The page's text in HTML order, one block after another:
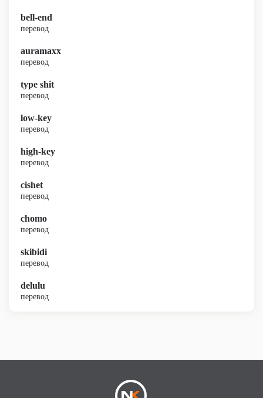
bell-end
перевод
auramaxx
перевод
type shit
перевод
low-key
перевод
high-key
перевод
cishet
перевод
chomo
перевод
skibidi
перевод
delulu
перевод